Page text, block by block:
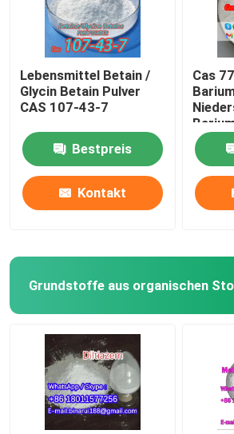
Lebensmittel Betain /
Glycin Betain Pulver
CAS 107-43-7
Bestpreis
Kontakt
Cas
Grundstoffe aus organischen